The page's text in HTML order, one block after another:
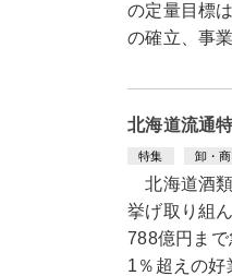
の定量目標
の確立、事
北海道流通
特集 卸・
北海道酒類
挙げ取り組
788億円ま
1％超えの